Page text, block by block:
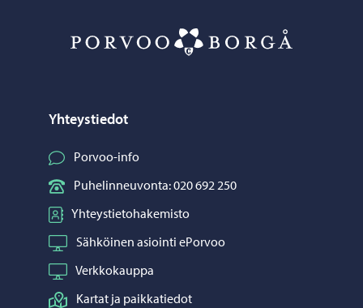
Yhteystiedot
Porvoo-info
Puhelinneuvonta: 020 692 250
Yhteystietohakemisto
Sähköinen asiointi ePorvoo
Verkkokauppa
Kartat ja paikkatiedot